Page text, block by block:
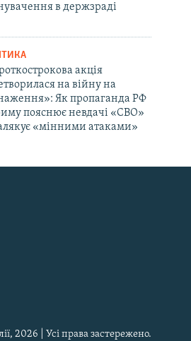
в держзраді
акція
на війну на
Як пропаганда РФ
пояснює невдачі «СВО»
«мінними атаками»
2026 | Усі права застережено.